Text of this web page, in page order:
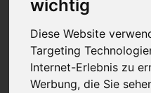
wichtig
Diese Website
Targeting
Internet-Erlebnis zu
Werbung, die Sie